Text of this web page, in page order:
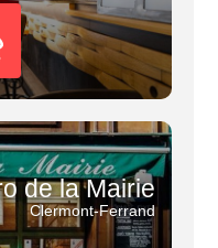
de la Mairie
Clermont-Ferrand